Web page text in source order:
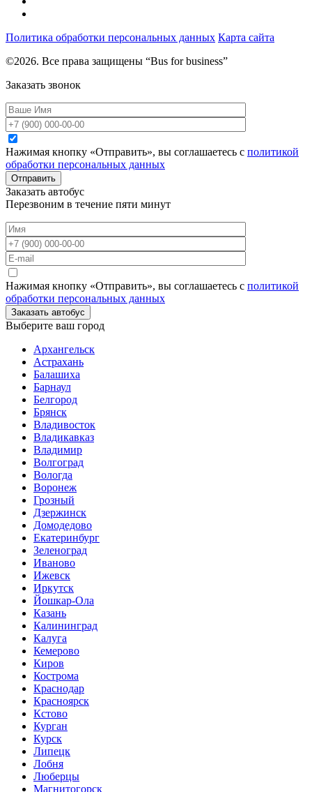
Политика обработки персональных данных Карта сайта
©2026. Все права защищены “Bus for business”
Заказать звонок
Нажимая кнопку «Отправить», вы соглашаетесь с политикой
обработки персональных данных
Отправить
Заказать автобус
Перезвоним в течение пяти минут
Нажимая кнопку «Отправить», вы соглашаетесь с политикой
обработки персональных данных
Заказать автобус
Выберите ваш город
Архангельск
Астрахань
Балашиха
Барнаул
Белгород
Брянск
Владивосток
Владикавказ
Владимир
Волгоград
Вологда
Воронеж
Грозный
Дзержинск
Домодедово
Екатеринбург
Зеленоград
Иваново
Ижевск
Иркутск
Йошкар-Ола
Казань
Калининград
Калуга
Кемерово
Киров
Кострома
Краснодар
Красноярск
Кстово
Курган
Курск
Липецк
Лобня
Люберцы
Магнитогорск